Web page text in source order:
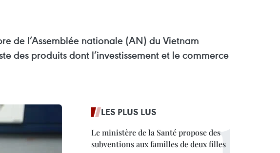
de l’Assemblée nationale (AN) du Vietnam
des produits dont l’investissement et le commerce
LES PLUS LUS
Le ministère de la Santé propose des
subventions aux familles de deux filles